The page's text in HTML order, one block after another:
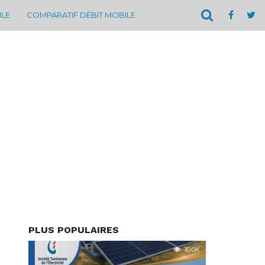
COMPARATIF DÉBIT MOBILE
PLUS POPULAIRES
10.0K